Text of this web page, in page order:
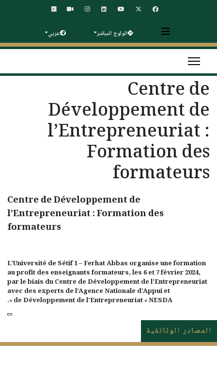
الولوج المباشر عربي
Centre de
Développement de
l’Entrepreneuriat :
Formation des
formateurs
Centre de Développement de
l’Entrepreneuriat : Formation des
formateurs
L'Université de Sétif 1 – Ferhat Abbas organise une formation
au profit des enseignants formateurs,les 6 et 7 février 2024,
par le biais du Centre de Développement de l'Entrepreneuriat
avec des experts de l’Agence Nationale d'Appui et
de Développement de l’Entrepreneuriat« NESDA
».
المصادر الوثائقية